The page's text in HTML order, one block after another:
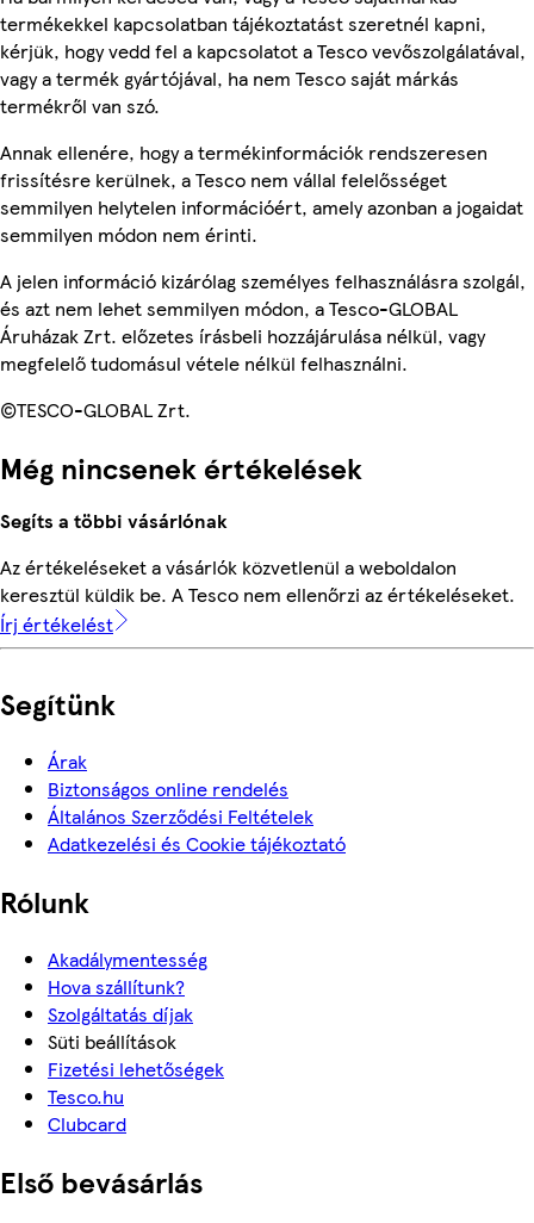
termékekkel kapcsolatban tájékoztatást szeretnél kapni,
kérjük, hogy vedd fel a kapcsolatot a Tesco vevőszolgálatával,
vagy a termék gyártójával, ha nem Tesco saját márkás
termékről van szó.
Annak ellenére, hogy a termékinformációk rendszeresen
frissítésre kerülnek, a Tesco nem vállal felelősséget
semmilyen helytelen információért, amely azonban a jogaidat
semmilyen módon nem érinti.
A jelen információ kizárólag személyes felhasználásra szolgál,
és azt nem lehet semmilyen módon, a Tesco-GLOBAL
Áruházak Zrt. előzetes írásbeli hozzájárulása nélkül, vagy
megfelelő tudomásul vétele nélkül felhasználni.
©TESCO-GLOBAL Zrt.
Még nincsenek értékelések
Segíts a többi vásárlónak
Az értékeléseket a vásárlók közvetlenül a weboldalon
keresztül küldik be. A Tesco nem ellenőrzi az értékeléseket.
Írj értékelést
Segítünk
Árak
Biztonságos online rendelés
Általános Szerződési Feltételek
Adatkezelési és Cookie tájékoztató
Rólunk
Akadálymentesség
Hova szállítunk?
Szolgáltatás díjak
Süti beállítások
Fizetési lehetőségek
Tesco.hu
Clubcard
Első bevásárlás